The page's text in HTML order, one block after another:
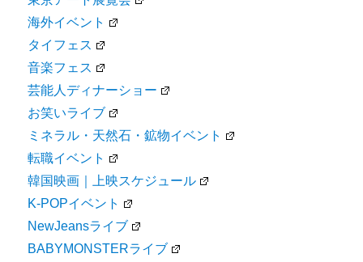
海外イベント
タイフェス
音楽フェス
芸能人ディナーショー
お笑いライブ
ミネラル・天然石・鉱物イベント
転職イベント
韓国映画｜上映スケジュール
K-POPイベント
NewJeansライブ
BABYMONSTERライブ